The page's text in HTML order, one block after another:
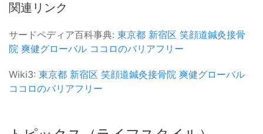
関連リンク
サードペディア百科事典: 東京都 新宿区 笑顔道鍼灸接骨
院 爽健グローバル ココロのバリアフリー
Wiki3: 東京都 新宿区 笑顔道鍼灸接骨院 爽健グローバル
ココロのバリアフリー